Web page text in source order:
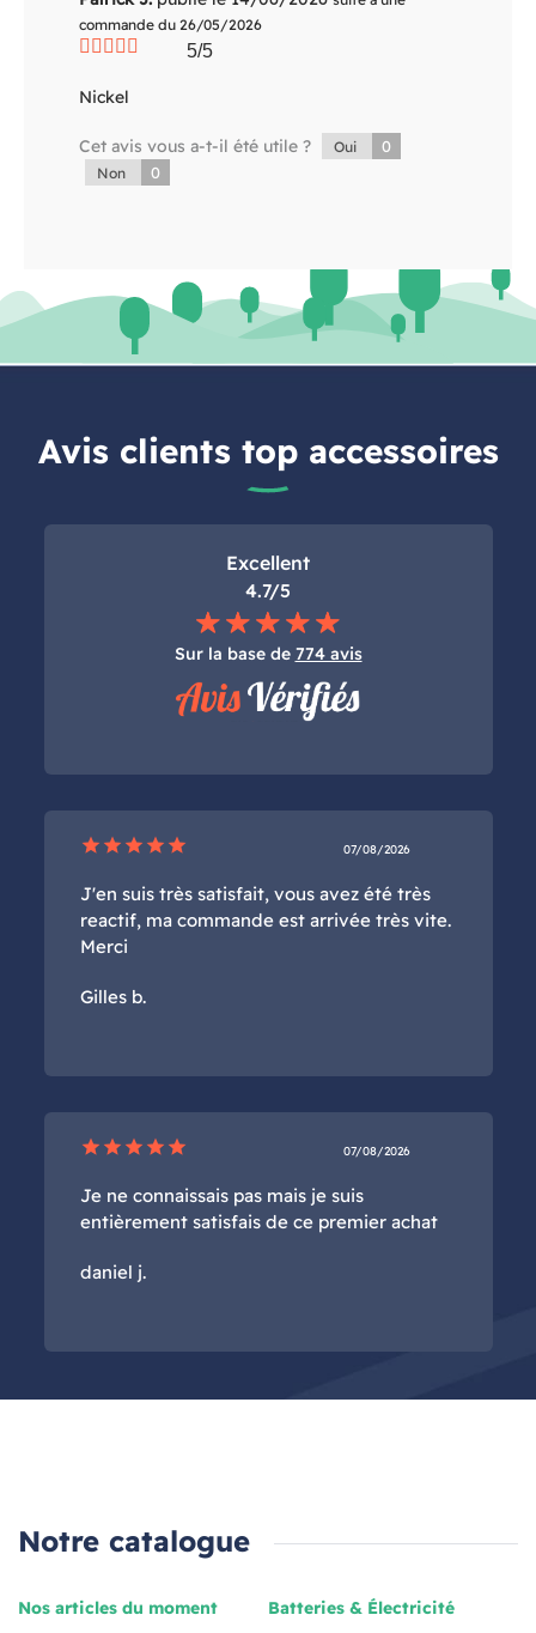
commande du 26/05/2026
5/5
Nickel
Cet avis vous a-t-il été utile ? Oui 0
Non 0
Avis clients top accessoires
Excellent
4.7/5
Sur la base de 774 avis
star star star star star 07/08/2026
J'en suis très satisfait, vous avez été très
reactif, ma commande est arrivée très vite.
Merci
Gilles b.
star star star star star 07/08/2026
Je ne connaissais pas mais je suis
entièrement satisfais de ce premier achat
daniel j.
Notre catalogue
Nos articles du moment Batteries & Électricité